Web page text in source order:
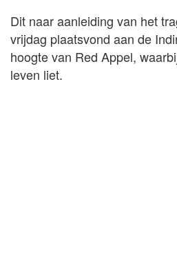
Dit naar aanleiding van het
vrijdag plaatsvond aan de
hoogte van Red Appel,
leven liet.